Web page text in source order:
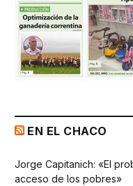
EN EL CHACO
Jorge Capitanich: «El
acceso de los pobres»